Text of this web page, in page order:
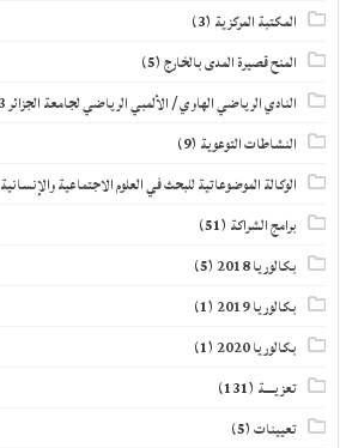
المكتبة المركزية (3)
المنح قصيرة المدى بالخارج(5)
النادي الرياضي الهاوي / الألمبي الرياضي لجامعة الجزائر 3
النشاطات التوعوية (9)
الوكالة الموضوعاتية للبحث في العلوم الاجتماعية والإنسانية
برامج الشراكة (51)
بكالوريا 2018
(5)
بكالوريا 2019
(1)
بكالوريا 2020
(1)
تعزيــــة (131)
تعيينات(5)